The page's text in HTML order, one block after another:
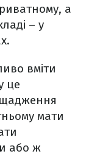
а
– у
вміти
це
мати
або ж